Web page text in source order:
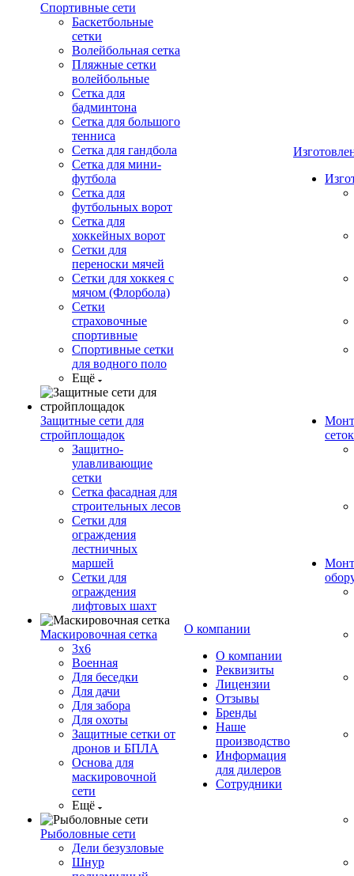
Спортивные сети
Баскетбольные
сетки
Волейбольная сетка
Пляжные сетки
волейбольные
Сетка для
бадминтона
Сетка для большого
тенниса
Сетка для гандбола
Сетка для мини-
футбола
Сетка для
футбольных ворот
Сетка для
хоккейных ворот
Сетки для
переноски мячей
Сетки для хоккея с
мячом (Флорбола)
Сетки
страховочные
спортивные
Спортивные сетки
для водного поло
Ещё
Защитные сети для
стройплощадок
Защитно-
улавливающие
сетки
Сетка фасадная для
строительных лесов
Сетки для
ограждения
лестничных
маршей
Сетки для
ограждения
лифтовых шахт
Маскировочная сетка
3х6
Военная
Для беседки
Для дачи
Для забора
Для охоты
Защитные сетки от
дронов и БПЛА
Основа для
маскировочной
сети
Ещё
Рыболовные сети
Дели безузловые
Шнур
О компании
О компании
Реквизиты
Лицензии
Отзывы
Бренды
Наше
производство
Информация
для дилеров
Сотрудники
сеток